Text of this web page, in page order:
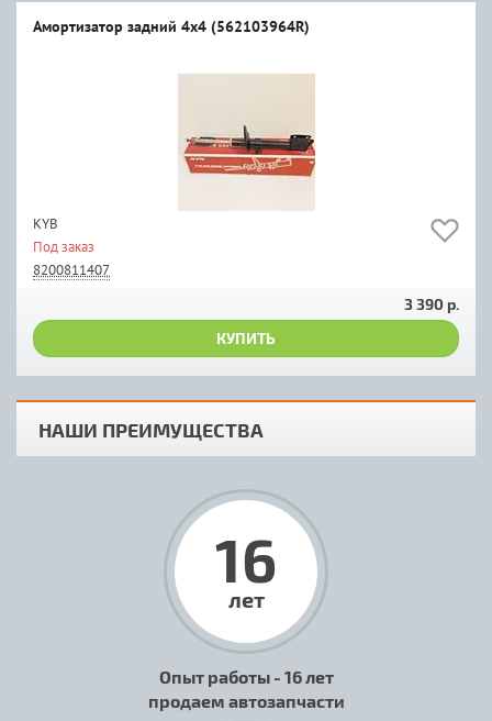
Амортизатор задний 4х4 (562103964R)
KYB
Под заказ
8200811407
3 390 р.
КУПИТЬ
НАШИ ПРЕИМУЩЕСТВА
16
лет
Опыт работы - 16 лет
продаем автозапчасти